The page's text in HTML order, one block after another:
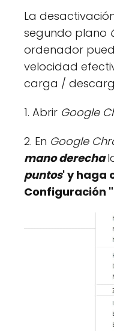
La
segundo plano
ordenador
velocidad
carga /
1. Abrir Google
2. En Google
mano derecha
puntos' y haga
Configuración